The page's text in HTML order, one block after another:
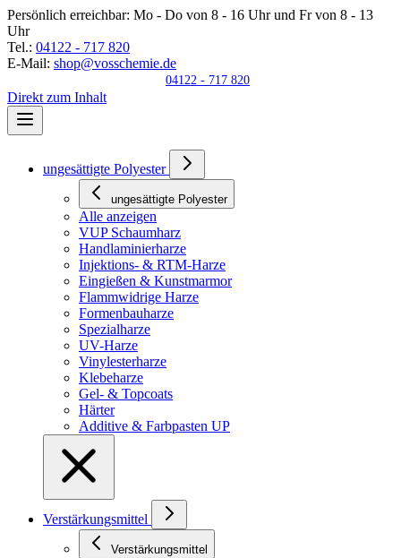
Persönlich erreichbar: Mo - Do von 8 - 16 Uhr und Fr von 8 - 13
Uhr
Tel.: 04122 - 717 820
E-Mail: shop@vosschemie.de
04122 - 717 820
Direkt zum Inhalt
ungesättigte Polyester
ungesättigte Polyester
Alle anzeigen
VUP Schaumharz
Handlaminierharze
Injektions- & RTM-Harze
Eingießen & Kunstmarmor
Flammwidrige Harze
Formenbauharze
Spezialharze
UV-Harze
Vinylesterharze
Klebeharze
Gel- & Topcoats
Härter
Additive & Farbpasten UP
Verstärkungsmittel
Verstärkungsmittel